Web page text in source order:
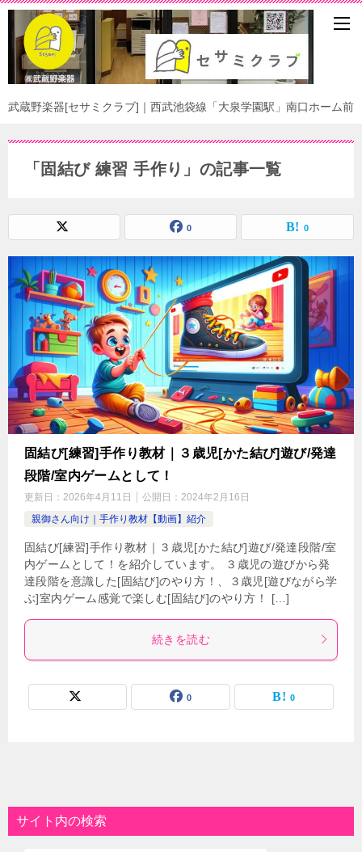
武蔵野楽器[セサミクラブ]｜西武池袋線「大泉学園駅」南口ホーム前
「固結び 練習 手作り」の記事一覧
0 0
固結び[練習]手作り教材｜３歳児[かた結び]遊び/発達
段階/室内ゲームとして！
更新日： 2026年4月11日 公開日： 2024年2月16日
親御さん向け｜手作り教材【動画】紹介
固結び[練習]手作り教材｜３歳児[かた結び]遊び/発達段階/室
内ゲームとして！を紹介しています。 ３歳児の遊びから発
達段階を意識した[固結び]のやり方！、３歳児[遊びながら学
ぶ]室内ゲーム感覚で楽しむ[固結び]のやり方！ […]
続きを読む
0 0
サイト内の検索